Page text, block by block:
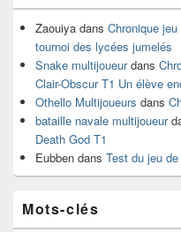
Zaouiya dans Chronique
tournoi des lycées jumelés
Snake multijoueurdans
Clair-Obscur T1 Un élève
Othello Multijoueurs dans
bataille navale multijoueur
Death God T1
Eubben dans Test du jeu
Mots-clés